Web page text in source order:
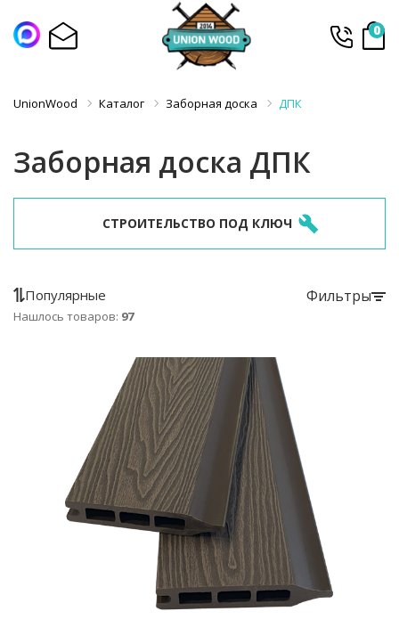
0
UnionWood Каталог Заборная доска ДПК
Заборная доска ДПК
СТРОИТЕЛЬСТВО ПОД КЛЮЧ
Популярные Фильтры
Нашлось товаров: 97